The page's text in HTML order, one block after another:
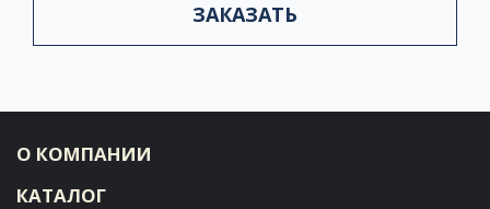
ЗАКАЗАТЬ
О КОМПАНИИ
КАТАЛОГ